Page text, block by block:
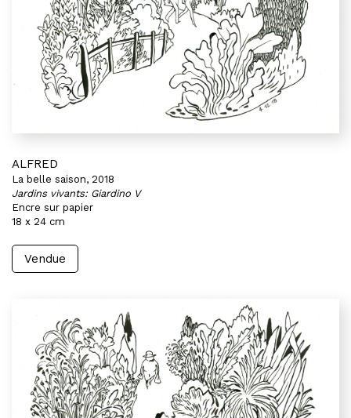
ALFRED
La belle saison, 2018
Jardins vivants: Giardino V
Encre sur papier
18 x 24 cm
Vendue